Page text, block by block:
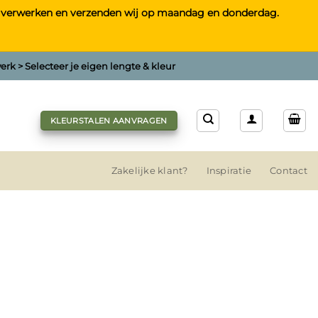
en verzenden wij op maandag en donderdag.
> Selecteer je eigen lengte & kleur
KLEURSTALEN AANVRAGEN
Zakelijke klant? Inspiratie Contact